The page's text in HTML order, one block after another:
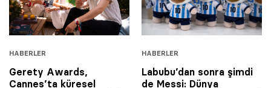
HABERLER
Gerety Awards,
Cannes’ta küresel
HABERLER
Labubu’dan sonra şimdi
de Messi: Dünya